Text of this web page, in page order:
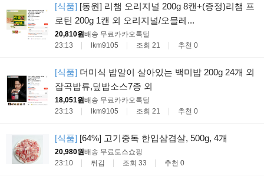
[식품] [동원] 리챔 오리지널 200g 8캔+(증정)리챔 프
로틴 200g 1캔 외 오리지널/오믈레...
20,810원배송 무료카카오톡딜
23:13
lkm9105 조회 21 추천 0
[식품] 더미식 밥알이 살아있는 백미밥 200g 24개 외
잡곡밥류,덮밥소스7종 외
18,051원배송 무료카카오톡딜
23:13
lkm9105 조회 21 추천 0
[식품] [64%] 고기중독 한입삼겹살, 500g, 4개
20,980원배송 무료토스쇼핑
23:10
튀김 조회 33 추천 0